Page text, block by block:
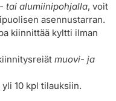
tai alumiinipohjalla, voit
asennustarran.
kiinnittää kyltti ilman
muovi- ja
10 kpl tilauksiin.